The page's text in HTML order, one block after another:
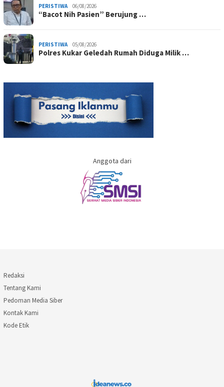
PERISTIWA 06/08/2026
“Bacot Nih Pasien” Berujung …
PERISTIWA 05/08/2026
Polres Kukar Geledah Rumah Diduga Milik …
Anggota dari
Redaksi
Tentang Kami
Pedoman Media Siber
Kontak Kami
Kode Etik